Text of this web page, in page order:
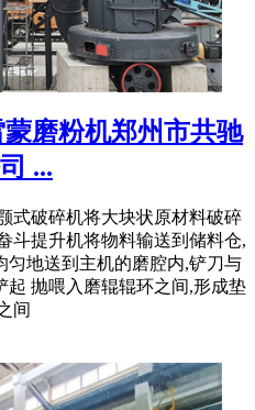
蒙磨粉机郑州市共驰
...
式破碎机将大块状原材料破碎
斗提升机将物料输送到储料仓,
匀地送到主机的磨腔内,铲刀与
起 抛喂入磨辊辊环之间,形成垫
间